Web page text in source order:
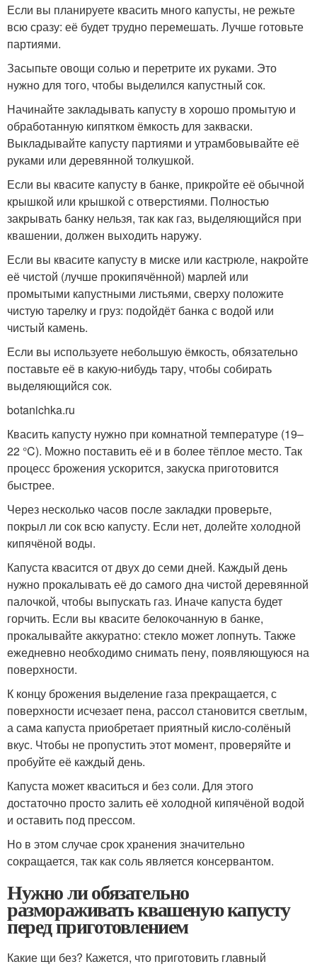
Если вы планируете квасить много капусты, не режьте
всю сразу: её будет трудно перемешать. Лучше готовьте
партиями.
Засыпьте овощи солью и перетрите их руками. Это
нужно для того, чтобы выделился капустный сок.
Начинайте закладывать капусту в хорошо промытую и
обработанную кипятком ёмкость для закваски.
Выкладывайте капусту партиями и утрамбовывайте её
руками или деревянной толкушкой.
Если вы квасите капусту в банке, прикройте её обычной
крышкой или крышкой с отверстиями. Полностью
закрывать банку нельзя, так как газ, выделяющийся при
квашении, должен выходить наружу.
Если вы квасите капусту в миске или кастрюле, накройте
её чистой (лучше прокипячённой) марлей или
промытыми капустными листьями, сверху положите
чистую тарелку и груз: подойдёт банка с водой или
чистый камень.
Если вы используете небольшую ёмкость, обязательно
поставьте её в какую-нибудь тару, чтобы собирать
выделяющийся сок.
botanichka.ru
Квасить капусту нужно при комнатной температуре (19–
22 °C). Можно поставить её и в более тёплое место. Так
процесс брожения ускорится, закуска приготовится
быстрее.
Через несколько часов после закладки проверьте,
покрыл ли сок всю капусту. Если нет, долейте холодной
кипячёной воды.
Капуста квасится от двух до семи дней. Каждый день
нужно прокалывать её до самого дна чистой деревянной
палочкой, чтобы выпускать газ. Иначе капуста будет
горчить. Если вы квасите белокочанную в банке,
прокалывайте аккуратно: стекло может лопнуть. Также
ежедневно необходимо снимать пену, появляющуюся на
поверхности.
К концу брожения выделение газа прекращается, с
поверхности исчезает пена, рассол становится светлым,
а сама капуста приобретает приятный кисло-солёный
вкус. Чтобы не пропустить этот момент, проверяйте и
пробуйте её каждый день.
Капуста может кваситься и без соли. Для этого
достаточно просто залить её холодной кипячёной водой
и оставить под прессом.
Но в этом случае срок хранения значительно
сокращается, так как соль является консервантом.
Нужно ли обязательно
размораживать квашеную капусту
перед приготовлением
Какие щи без? Кажется, что приготовить главный